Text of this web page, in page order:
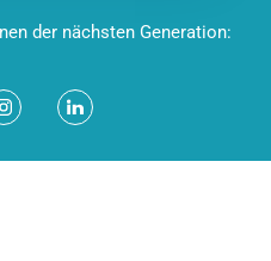
der nächsten Generation: